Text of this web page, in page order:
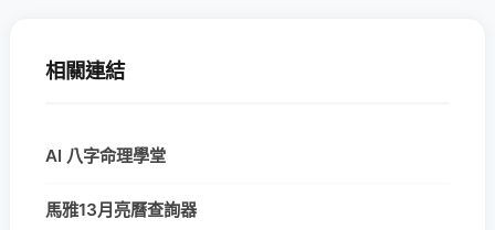
相關連結
AI 八字命理學堂
馬雅13月亮曆查詢器